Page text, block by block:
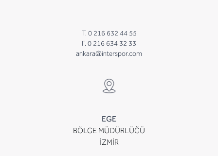
T. 0 216 632 44 55
F. 0 216 634 32 33
ankara@interspor.com
EGE
BÖLGE MÜDÜRLÜĞÜ
İZMİR